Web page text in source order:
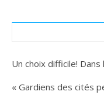
Un choix difficile!
« Gardiens des cités